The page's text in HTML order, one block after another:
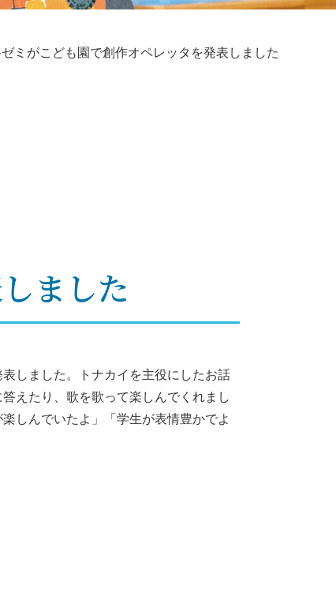
ミがこども園で創作オペレッタを発表しました
ました
しました。トナカイを主役にしたお話
えたり、歌を歌って楽しんでくれまし
しんでいたよ」「学生が表情豊かでよ